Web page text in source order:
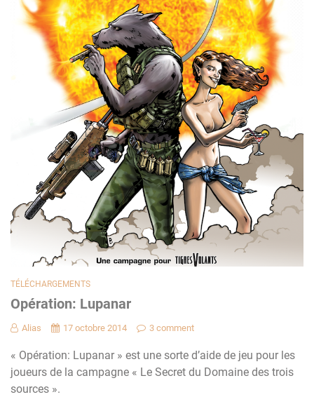
TÉLÉCHARGEMENTS
Opération: Lupanar
Alias 17 octobre 2014 3 comment
« Opération: Lupanar » est une sorte d’aide de jeu pour les
joueurs de la campagne « Le Secret du Domaine des trois
sources ».